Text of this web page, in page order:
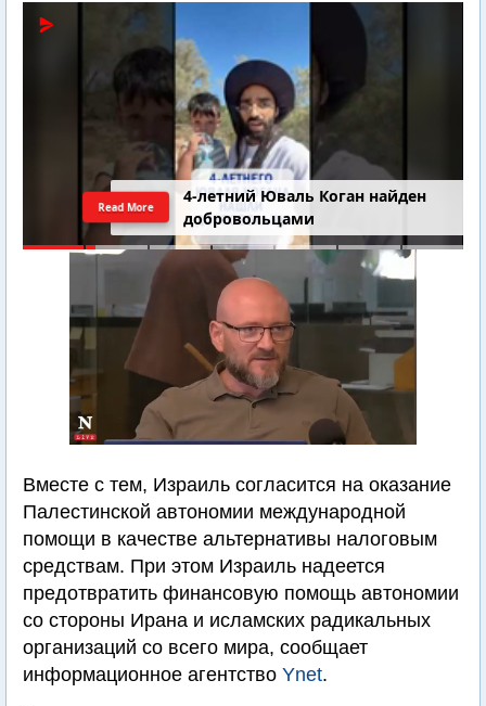
4-летний Юваль Коган найден
добровольцами
Read More
Вместе с тем, Израиль согласится на оказание
Палестинской автономии международной
помощи в качестве альтернативы налоговым
средствам. При этом Израиль надеется
предотвратить финансовую помощь автономии
со стороны Ирана и исламских радикальных
организаций со всего мира, сообщает
информационное агентство Ynet.